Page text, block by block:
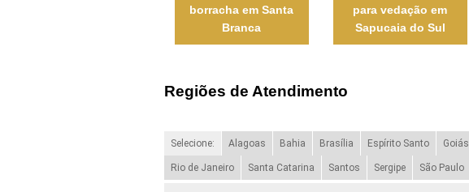
borracha em Santa
Branca
para vedação em
Sapucaia do Sul
Regiões de Atendimento
Selecione: Alagoas Bahia Brasília Espírito Santo Goiás
Rio de Janeiro Santa Catarina Santos Sergipe São Paulo